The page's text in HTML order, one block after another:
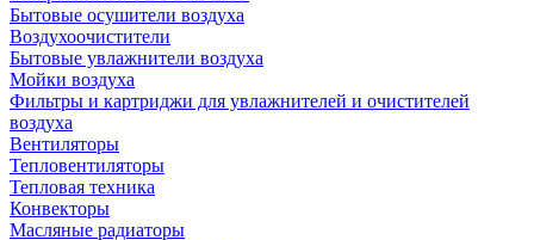
Бытовые осушители воздуха
Воздухоочистители
Бытовые увлажнители воздуха
Мойки воздуха
Фильтры и картриджи для увлажнителей и очистителей
воздуха
Вентиляторы
Тепловентиляторы
Тепловая техника
Конвекторы
Масляные радиаторы